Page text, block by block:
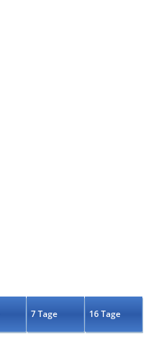
7 Tage 16 Tage